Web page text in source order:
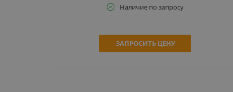
Наличие по запросу
ЗАПРОСИТЬ ЦЕНУ